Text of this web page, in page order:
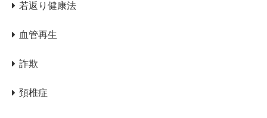
若返り健康法
血管再生
詐欺
頚椎症